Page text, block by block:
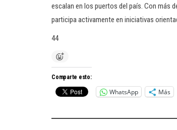
escalan en los puertos del país. Con más
participa activamente en iniciativas
44
Comparte esto:
WhatsApp Más